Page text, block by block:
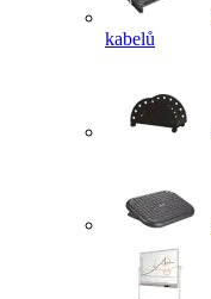
kabelů